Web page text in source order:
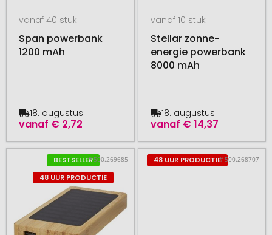
vanaf 40 stuk
Span powerbank
1200 mAh
vanaf € 2,72
18. augustus
vanaf 10 stuk
Stellar zonne-
energie powerbank
8000 mAh
vanaf € 14,37
18. augustus
BESTSELLER
48 UUR PRODUCTIE
# 500.269685 48 UUR PRODUCTIE# 500.268707